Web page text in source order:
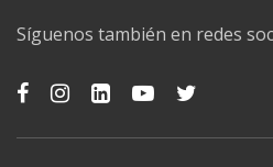
Síguenos también en redes